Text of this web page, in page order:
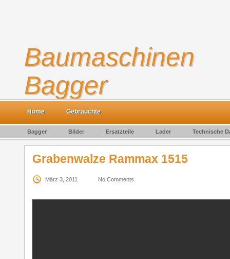
Baumaschinen
Bagger
Gebrauchte Baumaschinen kaufen und verkaufen
Home Gebrauchte
Bagger Bilder Ersatzteile Lader Technische
Grabenwalze Rammax 1515
März 3, 2011 No Comments